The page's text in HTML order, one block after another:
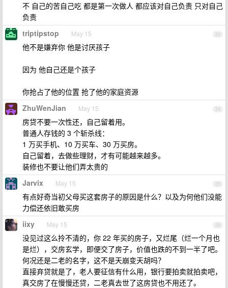
不 自己的苦自己吃 都是第一次做人 都应该对自己负责 只对自己
负责
23
triptipstop May 15
他不是嫌弃你 他是讨厌孩子
因为 他自己还是个孩子
你抢占了他的位置 抢了他的家庭资源
24
ZhuWenJian May 15
房贷不要一次性还，自己留着用。
普通人存钱的 3 个斩杀线：
1 万买手机、10 万买车、30 万买房。
自己留着，去做些理财，才有可能越来越多。
装修也不要让他们弄太贵的
25
Jarvix May 15
有点好奇当初父母买这套房子的原因是什么？以及为何他们没能
力偿还依旧敢买房
26
iixy May 15
没见过这么拎不清的，你 22 年买的房子，又烂尾（烂一个月也
是烂），交房玄学，即便交了房子，价值也跌的不到一半了吧。
何况还是二老的名字，这不是天崩变天胡吗？
直接弃贷就是了，老人要征信有什么用，银行要拍卖就拍卖吧，
真交房了在慢慢还贷，二老真去世了这房贷也不用还了。